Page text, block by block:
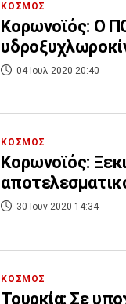
ΚΟΣΜΟΣ
Κορωνοϊός: Ο
04 Ιουλ 2020 20:40
ΚΟΣΜΟΣ
Κορωνοϊός:
30 Ιουν 2020 14:34
ΚΟΣΜΟΣ
Τουρκία: Σε